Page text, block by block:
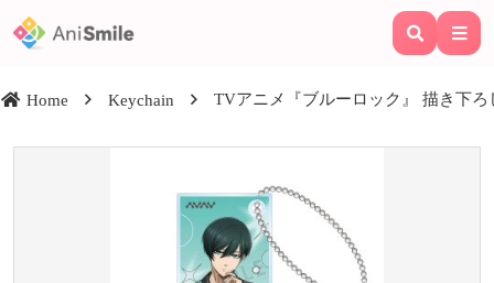
Home Keychain TVアニメ『ブルーロック』 描き下